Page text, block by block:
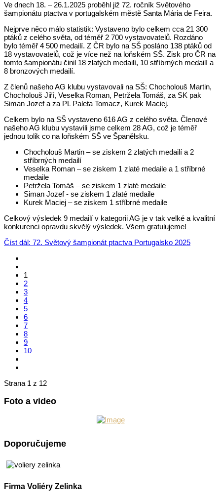
Ve dnech 18. – 26.1.2025 proběhl již 72. ročník Světového
šampionátu ptactva v portugalském městě Santa Mária de Feira.
Nejprve něco málo statistik: Vystaveno bylo celkem cca 21 300
ptáků z celého světa, od téměř 2 700 vystavovatelů. Rozdáno
bylo téměř 4 500 medailí. Z ČR bylo na SŠ posláno 138 ptáků od
18 vystavovatelů, což je více než na loňském SŠ. Zisk pro ČR na
tomto šampionátu činil 18 zlatých medailí, 10 stříbrných medailí a
8 bronzových medailí.
Z členů našeho AG klubu vystavovali na SŠ: Chocholouš Martin,
Chocholouš Jiří, Veselka Roman, Petržela Tomáš, za SK pak
Siman Jozef a za PL Paleta Tomacz, Kurek Maciej.
Celkem bylo na SŠ vystaveno 616 AG z celého světa. Členové
našeho AG klubu vystavili jsme celkem 28 AG, což je téměř
jednou tolik co na loňském SŠ ve Španělsku.
Chocholouš Martin – se ziskem 2 zlatých medailí a 2
stříbrných medailí
Veselka Roman – se ziskem 1 zlaté medaile a 1 stříbrné
medaile
Petržela Tomáš – se ziskem 1 zlaté medaile
Siman Jozef - se ziskem 1 zlaté medaile
Kurek Maciej – se ziskem 1 stříbrné medaile
Celkový výsledek 9 medailí v kategorii AG je v tak velké a kvalitní
konkurenci opravdu skvělý výsledek. Všem gratulujeme!
Číst dál: 72. Světový šampionát ptactva Portugalsko 2025
1
2
3
4
5
6
7
8
9
10
Strana 1 z 12
Foto a video
Doporučujeme
Firma Voliéry Zelinka